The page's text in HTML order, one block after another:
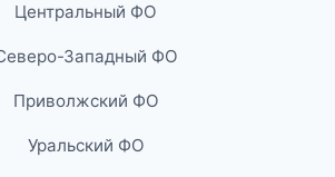
Центральный ФО
Западный ФО
Приволжский ФО
Уральский ФО